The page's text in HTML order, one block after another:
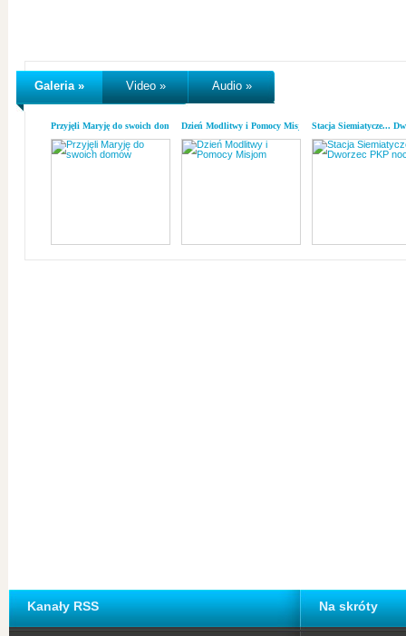
Galeria » Video » Audio »
Przyjęli Maryję do swoich domówDzień Modlitwy i Pomocy MisjomStacja Siemiatycze...
Kanały RSS Na skróty